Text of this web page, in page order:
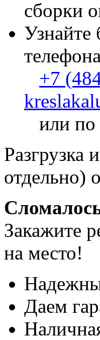
сборки
Узнайте
+7
или по
Разгрузка
отдельно)
Закажите
на место!
Даем